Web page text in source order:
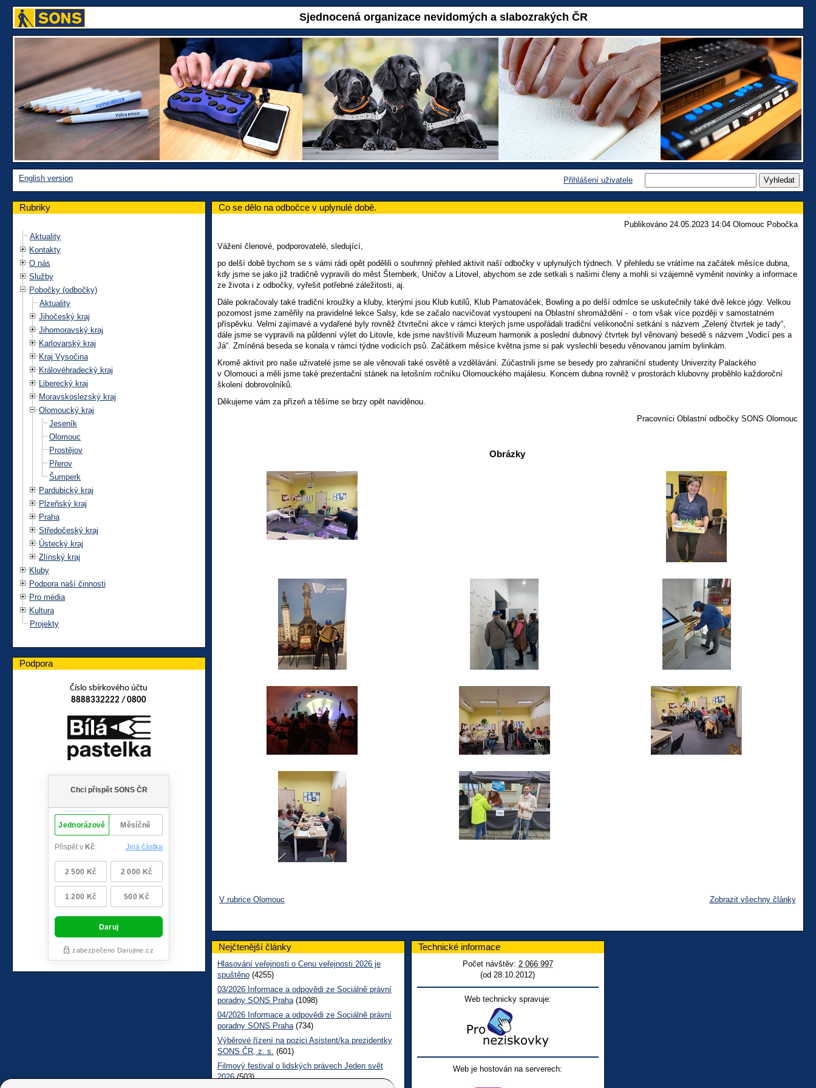
Sjednocená organizace nevidomých a slabozrakých ČR
English version Přihlášení uživatele
Rubriky
Aktuality
Kontakty
O nás
Služby
Pobočky (odbočky)
Aktuality
Jihočeský kraj
Jihomoravský kraj
Karlovarský kraj
Kraj Vysočina
Královéhradecký kraj
Liberecký kraj
Moravskoslezský kraj
Olomoucký kraj
Jeseník
Olomouc
Prostějov
Přerov
Šumperk
Pardubický kraj
Plzeňský kraj
Praha
Středočeský kraj
Ústecký kraj
Zlínský kraj
Kluby
Podpora naší činnosti
Pro média
Kultura
Projekty
Co se dělo na odbočce v uplynulé době.
Publikováno 24.05.2023 14:04 Olomouc Pobočka
Vážení členové, podporovatelé, sledující,
po delší době bychom se s vámi rádi opět podělili o souhrnný přehled aktivit naší odbočky v uplynulých týdnech. V přehledu se vrátíme na začátek měsíce dubna,
kdy jsme se jako již tradičně vypravili do měst Šternberk, Uničov a Litovel, abychom se zde setkali s našimi členy a mohli si vzájemně vyměnit novinky a informace
ze života i z odbočky, vyřešit potřebné záležitosti, aj.
Dále pokračovaly také tradiční kroužky a kluby, kterými jsou Klub kutilů, Klub Pamatováček, Bowling a po delší odmlce se uskutečnily také dvě lekce jógy. Velkou
pozornost jsme zaměřily na pravidelné lekce Salsy, kde se začalo nacvičovat vystoupení na Oblastní shromáždění - o tom však více později v samostatném
příspěvku. Velmi zajímavé a vydařené byly rovněž čtvrteční akce v rámci kterých jsme uspořádali tradiční velikonoční setkání s názvem „Zelený čtvrtek je tady“,
dále jsme se vypravili na půldenní výlet do Litovle, kde jsme navštívili Muzeum harmonik a poslední dubnový čtvrtek byl věnovaný besedě s názvem „Vodicí pes a
Já“. Zmíněná beseda se konala v rámci týdne vodicích psů. Začátkem měsíce května jsme si pak vyslechli besedu věnovanou jarním bylinkám.
Kromě aktivit pro naše uživatelé jsme se ale věnovali také osvětě a vzdělávání. Zúčastnili jsme se besedy pro zahraniční studenty Univerzity Palackého
v Olomouci a měli jsme také prezentační stánek na letošním ročníku Olomouckého majálesu. Koncem dubna rovněž v prostorách klubovny proběhlo každoroční
školení dobrovolníků.
Děkujeme vám za přízeň a těšíme se brzy opět naviděnou.
Pracovníci Oblastní odbočky SONS Olomouc
Obrázky
V rubrice Olomouc Zobrazit všechny články
Podpora
Číslo sbírkového účtu
8888332222 / 0800
Nejčtenější články
Hlasování veřejnosti o Cenu veřejnosti 2026 je
spuštěno (4255)
03/2026 Informace a odpovědi ze Sociálně právní
poradny SONS Praha (1098)
04/2026 Informace a odpovědi ze Sociálně právní
poradny SONS Praha (734)
Výběrové řízení na pozici Asistent/ka prezidentky
SONS ČR, z. s. (601)
Filmový festival o lidských právech Jeden svět
2026(503)
Technické informace
Počet návštěv: 2 066 997
(od 28.10.2012)
Web technicky spravuje:
Web je hostován na serverech: